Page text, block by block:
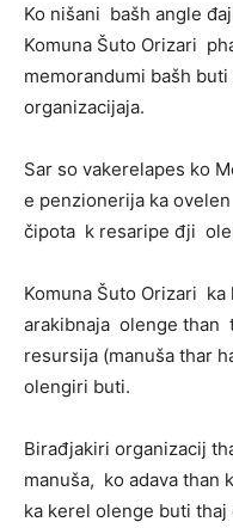
Ko nišani bašh angle
Komuna Šuto Orizari
memorandumi bašh
organizacijaja.
Sar so vakerelapes ko
e penzionerija ka
čipota k resaripe đji
Komuna Šuto Orizari
arakibnaja olenge than
resursija (manuša thar
olengiri buti.
Birađjakiri organizacij
manuša, ko adava than
ka kerel olenge buti